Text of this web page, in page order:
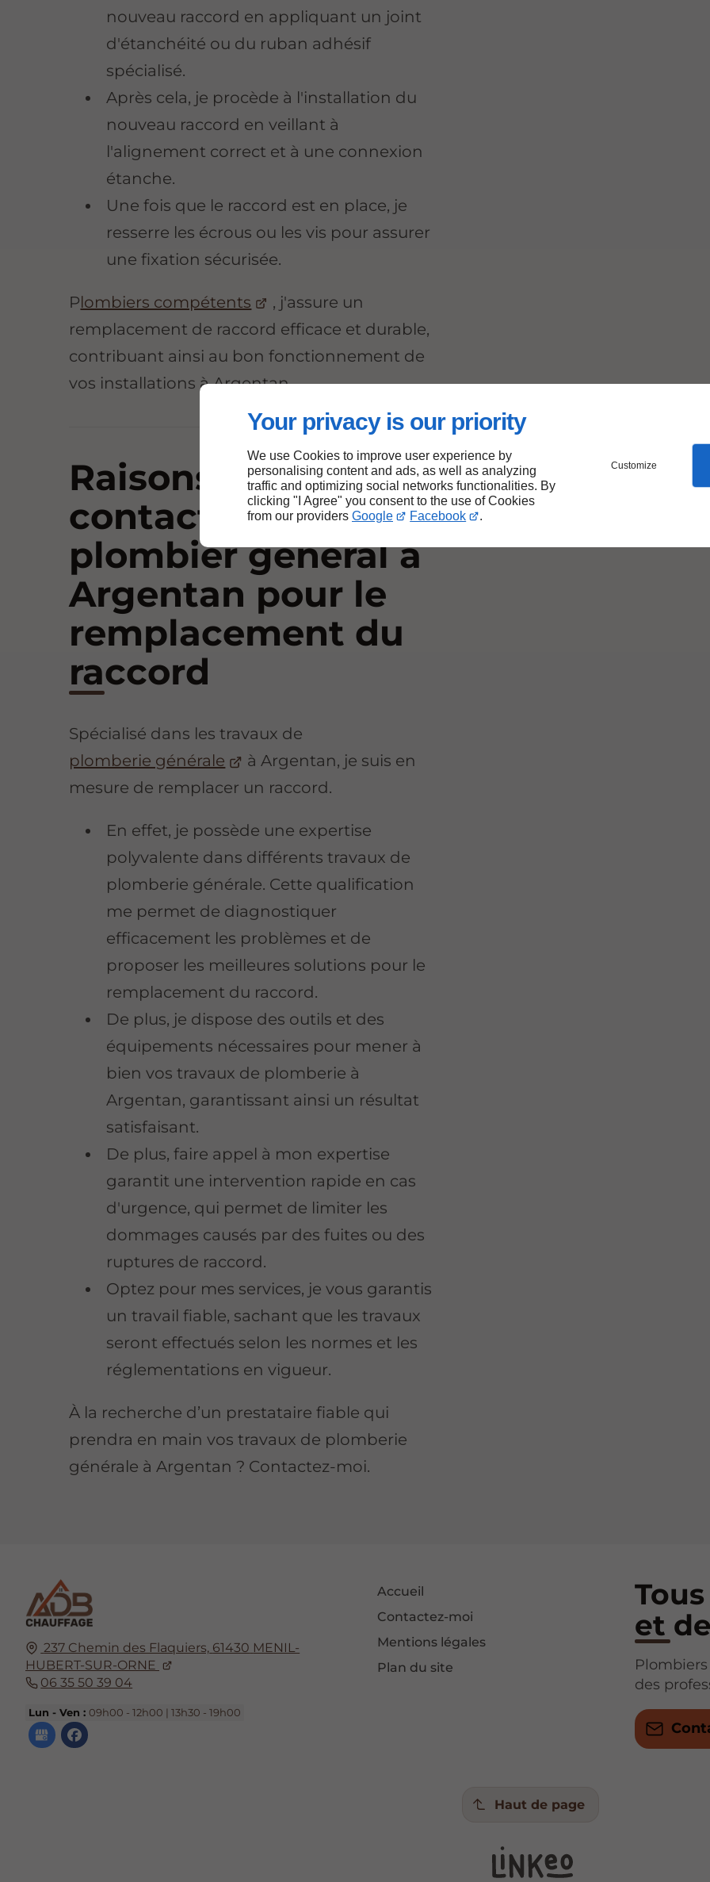
Your privacy is our priority
We use Cookies to improve user experience by
personalising content and ads, as well as analyzing
traffic and optimizing social networks functionalities. By
clicking "I Agree" you consent to the use of Cookies
from our providers Google Facebook .
Customize
nouveau raccord en appliquant un joint
d'étanchéité ou du ruban adhésif
spécialisé.
Après cela, je procède à l'installation du
nouveau raccord en veillant à
l'alignement correct et à une connexion
étanche.
Une fois que le raccord est en place, je
resserre les écrous ou les vis pour assurer
une fixation sécurisée.
Plombiers compétents
, j'assure un
remplacement de raccord efficace et durable,
contribuant ainsi au bon fonctionnement de
vos installations à Argentan.
Raisons de
contacter un
plombier général à
Argentan pour le
remplacement du
raccord
Spécialisé dans les travaux de
plomberie générale
à Argentan, je suis en
mesure de remplacer un raccord.
En effet, je possède une expertise
polyvalente dans différents travaux de
plomberie générale. Cette qualification
me permet de diagnostiquer
efficacement les problèmes et de
proposer les meilleures solutions pour le
remplacement du raccord.
De plus, je dispose des outils et des
équipements nécessaires pour mener à
bien vos travaux de plomberie à
Argentan, garantissant ainsi un résultat
satisfaisant.
De plus, faire appel à mon expertise
garantit une intervention rapide en cas
d'urgence, qui permet de limiter les
dommages causés par des fuites ou des
ruptures de raccord.
Optez pour mes services, je vous garantis
un travail fiable, sachant que les travaux
seront effectués selon les normes et les
réglementations en vigueur.
À la recherche d’un prestataire fiable qui
prendra en main vos travaux de plomberie
générale à Argentan ? Contactez-moi.
237 Chemin des Flaquiers, 61430 MENIL-
HUBERT-SUR-ORNE
06 35 50 39 04
Lun - Ven : 09h00 - 12h00 | 13h30 - 19h00
Accueil
Contactez-moi
Mentions légales
Plan du site
et
des
Haut de page